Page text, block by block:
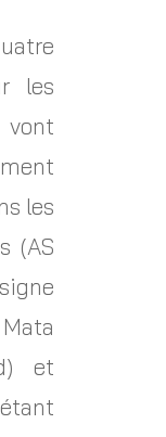
les
les
(AS
et